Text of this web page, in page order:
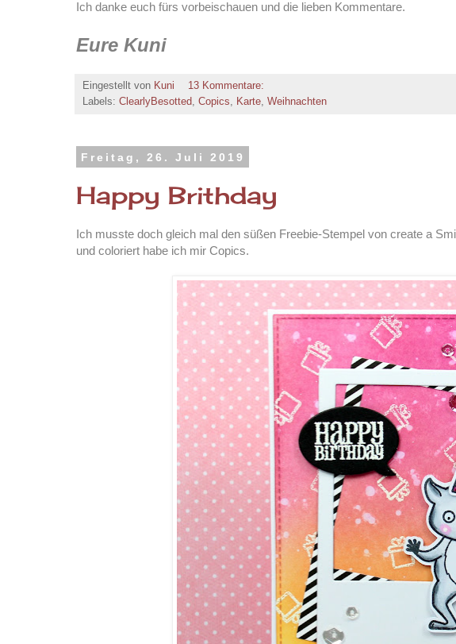
Ich danke euch fürs vorbeischauen und die lieben Kommentare.
Eure Kuni
Eingestellt von Kuni
13 Kommentare:
Labels: ClearlyBesotted, Copics, Karte, Weihnachten
Freitag, 26. Juli 2019
Happy Brithday
Ich musste doch gleich mal den süßen Freebie-Stempel von create a
und coloriert habe ich mir Copics.